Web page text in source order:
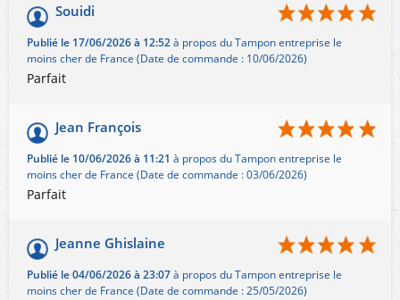
Souidi
Publié le 17/06/2026 à 12:52à propos du Tampon entreprise le
moins cher de France (Date de commande : 10/06/2026)
Parfait
Jean François
Publié le 10/06/2026 à 11:21 à propos du Tampon entreprise le
moins cher de France (Date de commande : 03/06/2026)
Parfait
Jeanne Ghislaine
Publié le 04/06/2026 à 23:07à propos du Tampon entreprise le
moins cher de France (Date de commande : 25/05/2026)